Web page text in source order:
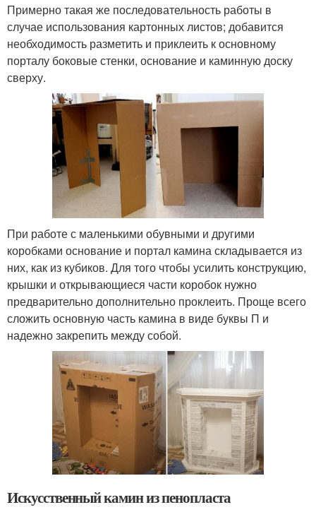
Примерно такая же последовательность работы в
случае использования картонных листов; добавится
необходимость разметить и приклеить к основному
порталу боковые стенки, основание и каминную доску
сверху.
При работе с маленькими обувными и другими
коробками основание и портал камина складывается из
них, как из кубиков. Для того чтобы усилить конструкцию,
крышки и открывающиеся части коробок нужно
предварительно дополнительно проклеить. Проще всего
сложить основную часть камина в виде буквы П и
надежно закрепить между собой.
Искусственный камин из пенопласта